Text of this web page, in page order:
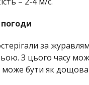
за
З цього часу
бути як дощова